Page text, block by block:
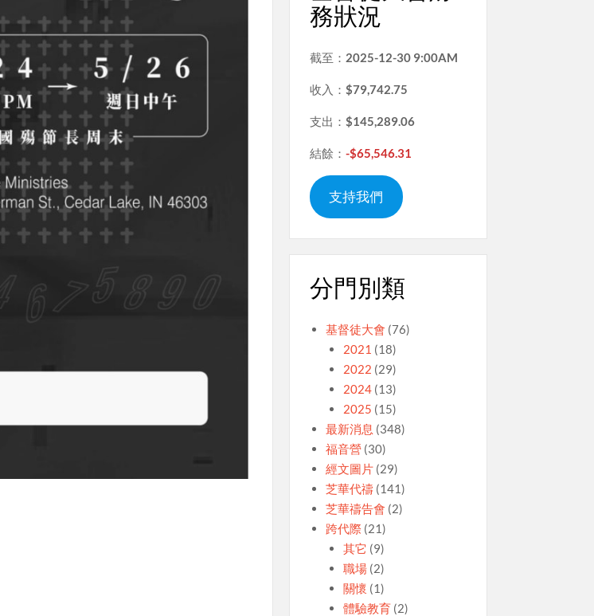
務狀況
截至： 2025-12-30 9:00AM
收入： $79,742.75
支出： $145,289.06
結餘： -$65,546.31
支持我們
分門別類
基督徒大會 (76)
2021 (18)
2022 (29)
2024 (13)
2025 (15)
最新消息 (348)
福音營(30)
經文圖片(29)
芝華代禱(141)
芝華禱告會 (2)
跨代際(21)
其它 (9)
職場 (2)
關懷 (1)
體驗教育 (2)